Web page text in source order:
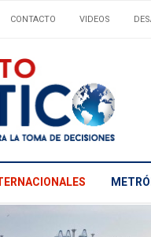
CONTACTO VIDEOS